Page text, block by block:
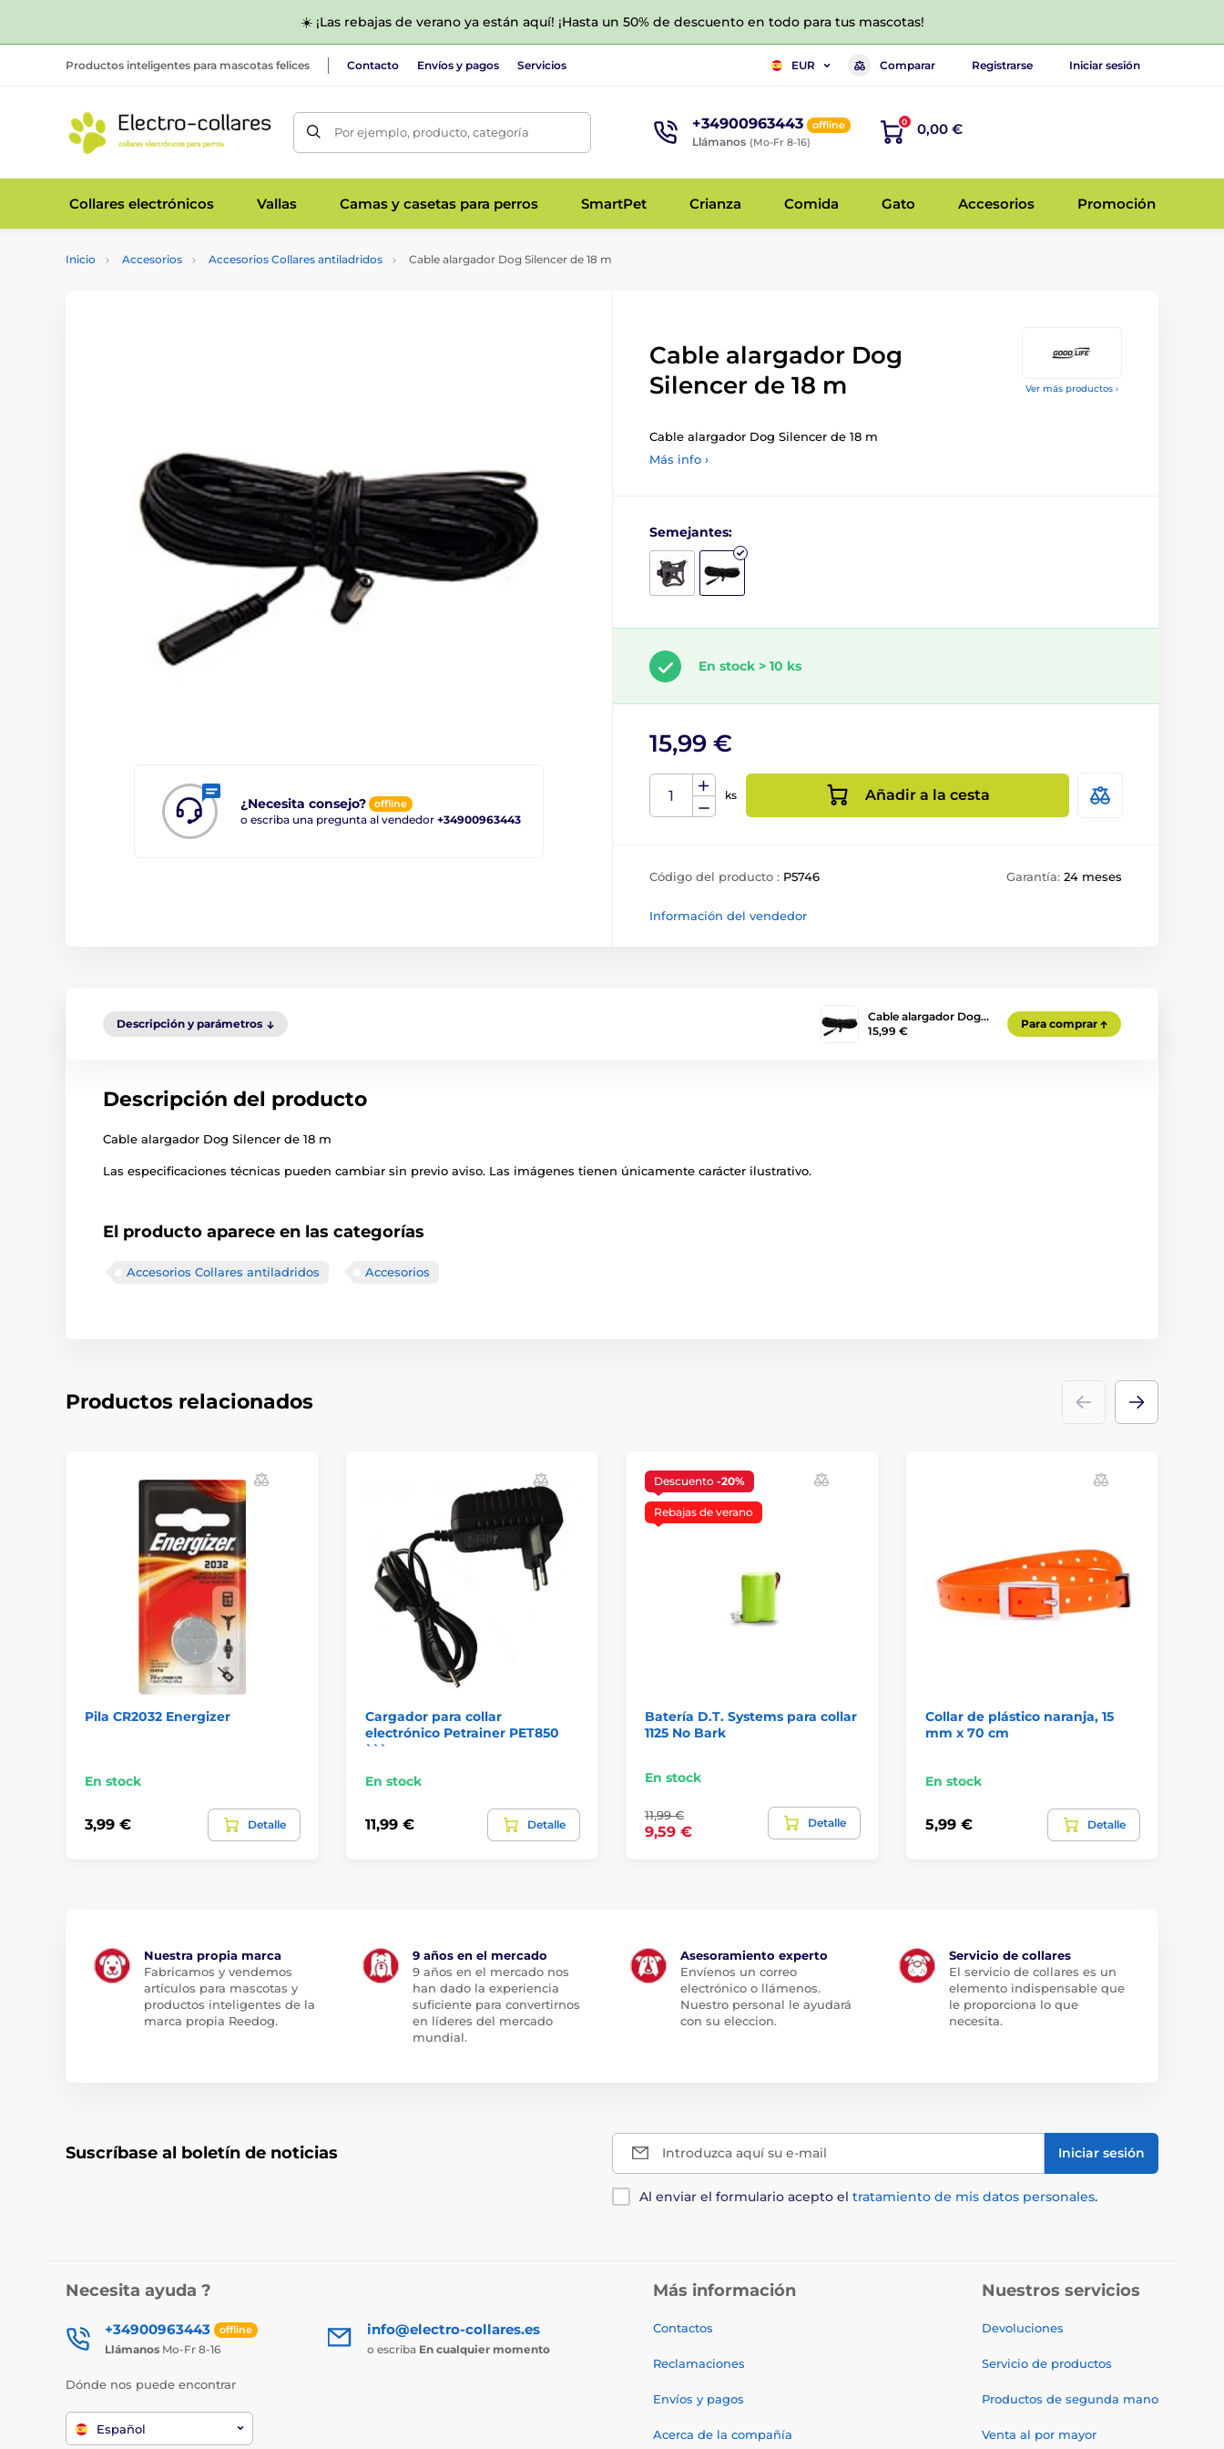
☀️ ¡Las rebajas de verano ya están aquí! ¡Hasta un 50% de descuento en todo para tus mascotas!
Productos inteligentes para mascotas felices Contacto Envíos y pagos Servicios EUR Comparar Registrarse Iniciar sesión
Por ejemplo, producto, categoría +34900963443 offline
Llámanos (Mo-Fr 8-16)
0 0,00 €
Collares electrónicos Vallas Camas y casetas para perros SmartPet Crianza Comida Gato Accesorios Promoción
Inicio Accesorios Accesorios Collares antiladridos Cable alargador Dog Silencer de 18 m
Ver más productos ›
¿Necesita consejo? offline
o escriba una pregunta al vendedor +34900963443
Cable alargador Dog
Silencer de 18 m
Cable alargador Dog Silencer de 18 m
Más info ›
Semejantes:
En stock > 10 ks
15,99 €
ks Añadir a la cesta
Código del producto : P5746 Garantía: 24 meses
Información del vendedor
Descripción y parámetros
Cable alargador Dog…
15,99 €
Para comprar
Descripción del producto
Cable alargador Dog Silencer de 18 m
Las especificaciones técnicas pueden cambiar sin previo aviso. Las imágenes tienen únicamente carácter ilustrativo.
El producto aparece en las categorías
Accesorios Collares antiladridos Accesorios
Productos relacionados
Pila CR2032 Energizer
En stock
3,99 € Detalle
Cargador para collar
electrónico Petrainer PET850
```
En stock
11,99 € Detalle
Descuento -20%
Rebajas de verano
Batería D.T. Systems para collar
1125 No Bark
En stock
11,99 €
9,59 €
Detalle
Collar de plástico naranja, 15
mm x 70 cm
En stock
5,99 € Detalle
Nuestra propia marca
Fabricamos y vendemos
artículos para mascotas y
productos inteligentes de la
marca propia Reedog.
9 años en el mercado
9 años en el mercado nos
han dado la experiencia
suficiente para convertirnos
en líderes del mercado
mundial.
Asesoramiento experto
Envíenos un correo
electrónico o llámenos.
Nuestro personal le ayudará
con su eleccion.
Servicio de collares
El servicio de collares es un
elemento indispensable que
le proporciona lo que
necesita.
Suscríbase al boletín de noticias Introduzca aquí su e-mail Iniciar sesión
Al enviar el formulario acepto el tratamiento de mis datos personales.
Necesita ayuda ?
+34900963443 offline
Llámanos Mo-Fr 8-16
info@electro-collares.es
o escriba En cualquier momento
Dónde nos puede encontrar
Español
Más información
Contactos
Reclamaciones
Envíos y pagos
Acerca de la compañía
Nuestros servicios
Devoluciones
Servicio de productos
Productos de segunda mano
Venta al por mayor